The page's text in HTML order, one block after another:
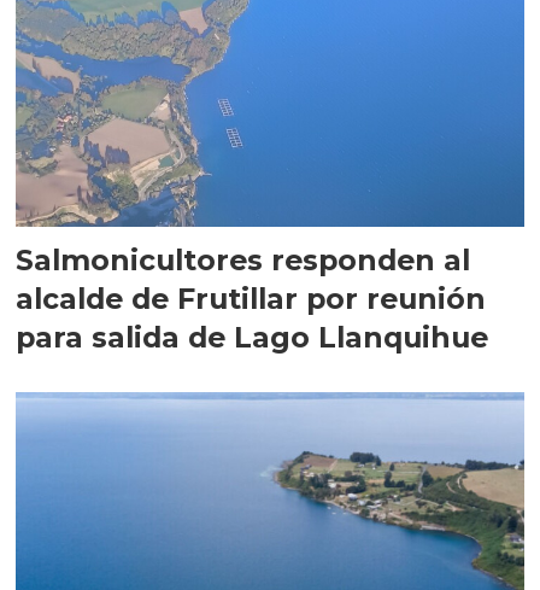
Salmonicultores responden al
alcalde de Frutillar por reunión
para salida de Lago Llanquihue